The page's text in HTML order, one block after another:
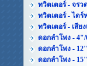
ทวิตเตอร์ - จรว
ทวิตเตอร์ - ไดร์
ทวิตเตอร์ - เสีย
ดอกลำโพง -
ดอกลำโพง - 12"
ดอกลำโพง - 15"